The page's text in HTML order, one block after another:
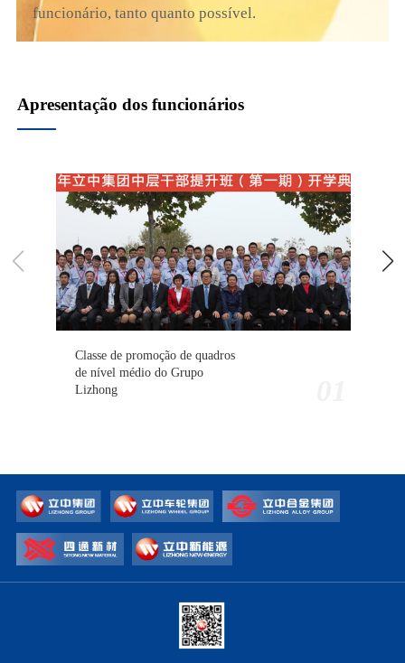
funcionário, tanto quanto possível.
Apresentação dos funcionários
Classe de promoção de quadros
de nível médio do Grupo
Lizhong